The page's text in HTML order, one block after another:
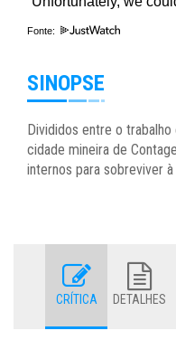
Fonte:
SINOPSE
Divididos entre o
cidade mineira de
internos para sobreviver
CRÍTICA DETALHES